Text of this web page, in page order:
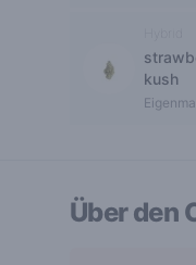
kush
Über den